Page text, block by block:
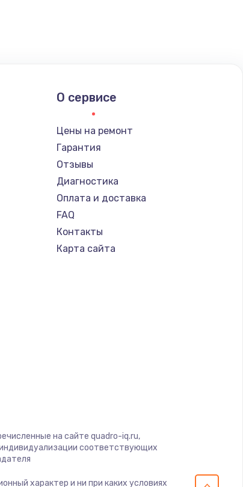
О сервисе
Цены на ремонт
Гарантия
Отзывы
Диагностика
Оплата и доставка
FAQ
Контакты
Карта сайта
на сайте quadro-iq.ru,
соответствующих
характер и ни при каких условиях